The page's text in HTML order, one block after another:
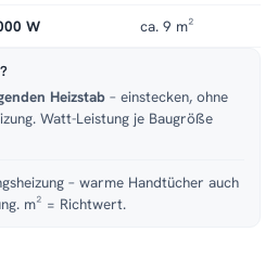
W ca. 9 m²
Heizstab – einstecken, ohne
Watt-Leistung je Baugröße
– warme Handtücher auch
m² = Richtwert.